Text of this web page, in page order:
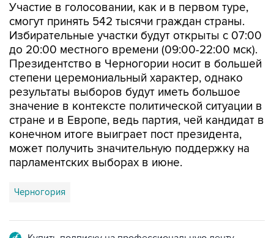
Участие в голосовании, как и в первом туре,
смогут принять 542 тысячи граждан страны.
Избирательные участки будут открыты с 07:00
до 20:00 местного времени (09:00-22:00 мск).
Президентство в Черногории носит в большей
степени церемониальный характер, однако
результаты выборов будут иметь большое
значение в контексте политической ситуации в
стране и в Европе, ведь партия, чей кандидат в
конечном итоге выиграет пост президента,
может получить значительную поддержку на
парламентских выборах в июне.
Черногория